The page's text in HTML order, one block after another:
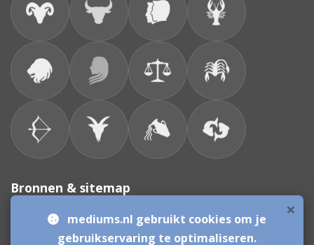
Bronnen & sitemap
Consulenten
×
mediums.nl gebruikt cookies om je
gebruikservaring te optimaliseren.